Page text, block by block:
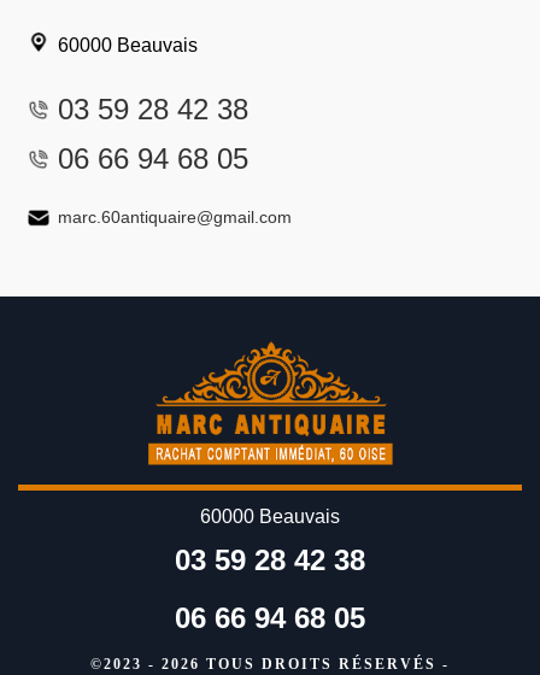
60000 Beauvais
03 59 28 42 38
06 66 94 68 05
marc.60antiquaire@gmail.com
60000 Beauvais
03 59 28 42 38
06 66 94 68 05
©2023 - 2026 TOUS DROITS RÉSERVÉS -